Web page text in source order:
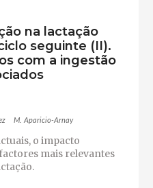
na lactação
seguinte (II).
com a ingestão
M. Aparicio-Arnay
o impacto
mais relevantes